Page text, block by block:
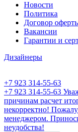
Новости
Политика
Договор
Вакансии
Гарантии и
Дизайнеры
+7 923 314-55-63
+7 923 314-55-63
причинам расчет
некорректно!
менеджером.
неудобства!